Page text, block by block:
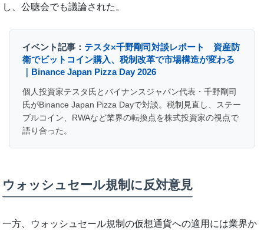
し、公聴会でも議論された。
イベント記事： テスタ×千野剛司対談レポート 資産防
衛でビットコイン購入、税制改革で市場構造が変わる
｜Binance Japan Pizza Day 2026
個人投資家テスタ氏とバイナンスジャパン代表・千野剛司
氏がBinance Japan Pizza Dayで対談。税制見直し、ステー
ブルコイン、RWAなど業界の転換点を株式投資家の視点で
語り合った。
ウォッシュセール規制に反対意見
一方、ウォッシュセール規制の仮想通貨への適用には業界か